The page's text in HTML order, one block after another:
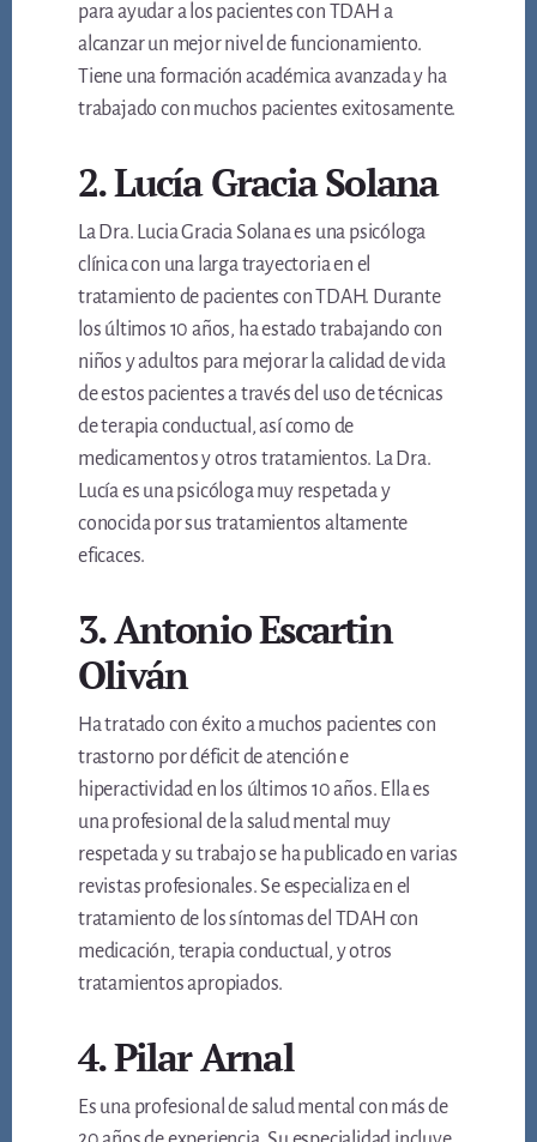
para ayudar a los pacientes con TDAH a
alcanzar un mejor nivel de funcionamiento.
Tiene una formación académica avanzada y ha
trabajado con muchos pacientes exitosamente.
2. Lucía Gracia Solana
La Dra. Lucia Gracia Solana es una psicóloga
clínica con una larga trayectoria en el
tratamiento de pacientes con TDAH. Durante
los últimos 10 años, ha estado trabajando con
niños y adultos para mejorar la calidad de vida
de estos pacientes a través del uso de técnicas
de terapia conductual, así como de
medicamentos y otros tratamientos. La Dra.
Lucía es una psicóloga muy respetada y
conocida por sus tratamientos altamente
eficaces.
3.​ Antonio Escartin
Oliván
Ha tratado con éxito a muchos pacientes con
trastorno por déficit de atención e
hiperactividad en los últimos 10 años. Ella es
una profesional de la salud mental muy
respetada y su trabajo se ha publicado en varias
revistas profesionales. Se especializa en el
tratamiento de los síntomas del TDAH con
medicación, terapia conductual, y otros
tratamientos apropiados.
4. Pilar Arnal
Es una profesional de salud mental con más de